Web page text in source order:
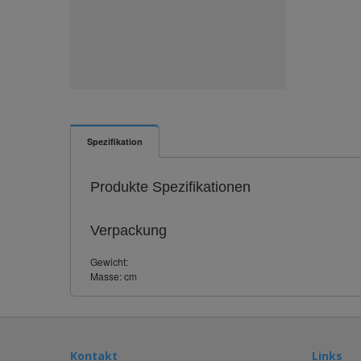
Spezifikation
Produkte Spezifikationen
Verpackung
Gewicht:
Masse: cm
Kontakt Links